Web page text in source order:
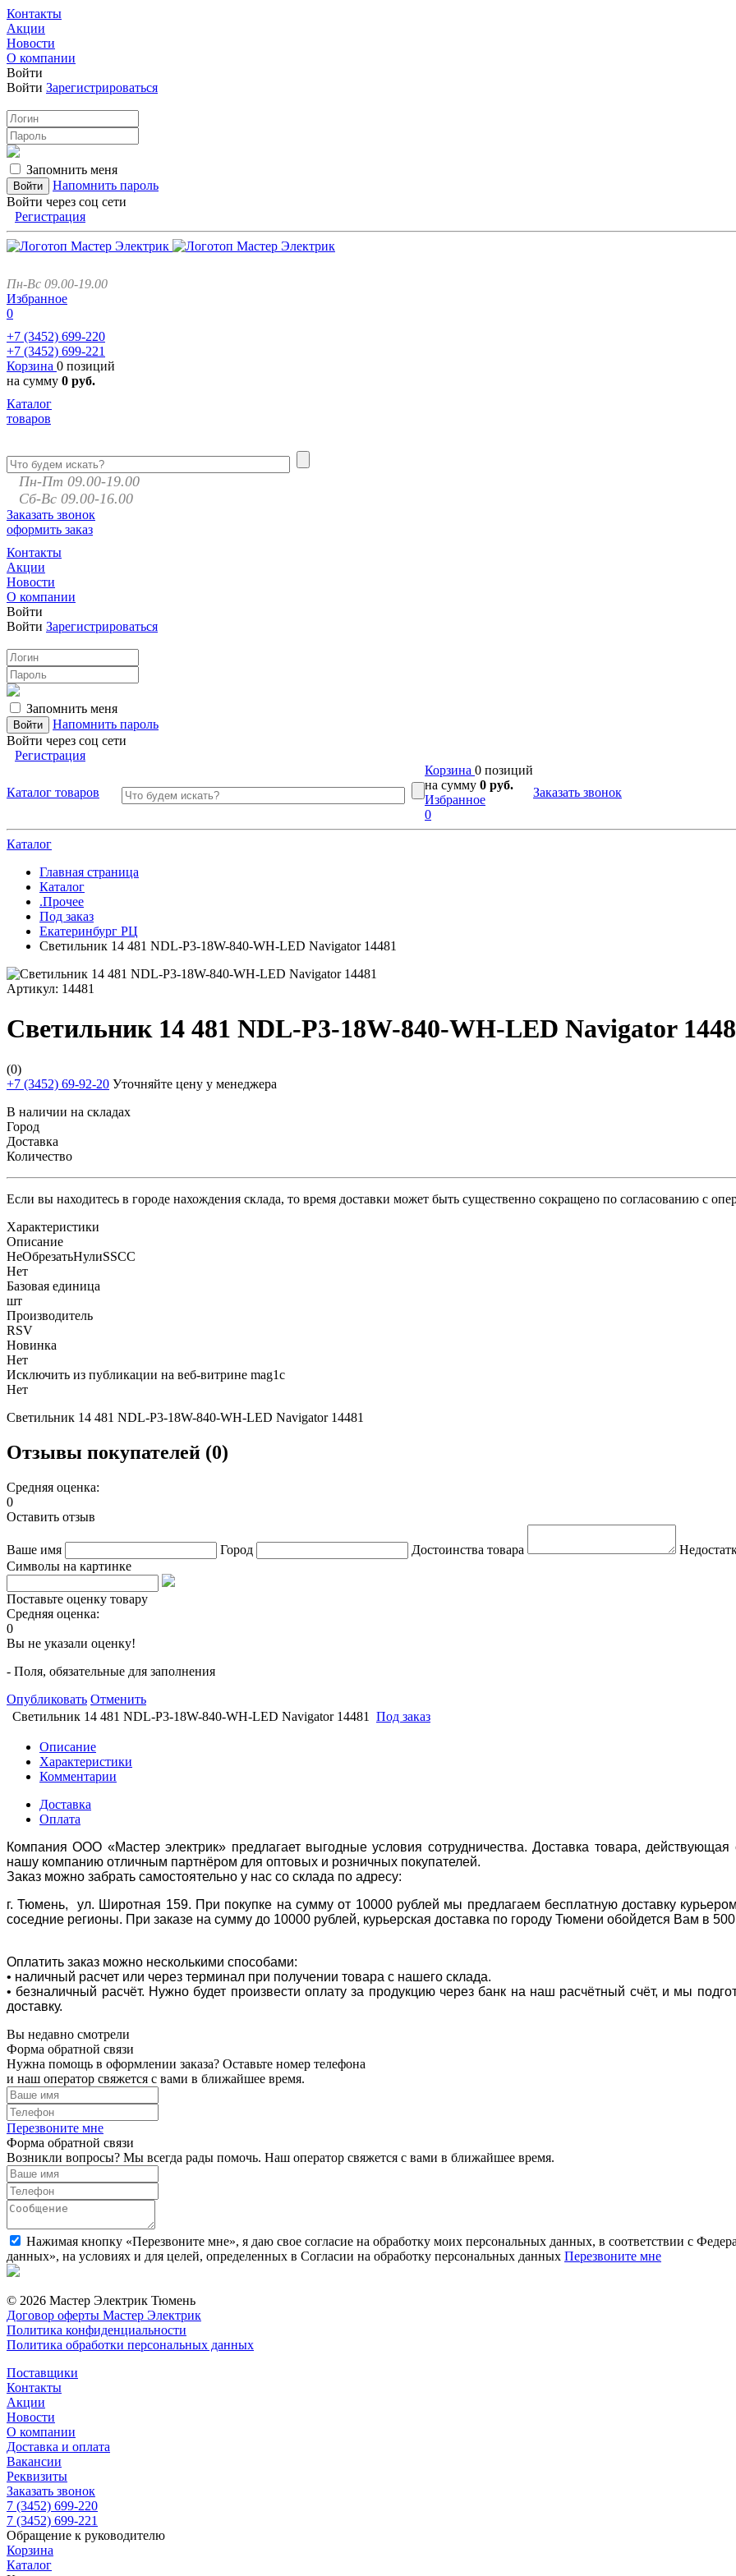
Контакты
Акции
Новости
О компании
Войти
Войти Зарегистрироваться
Запомнить меня
Напомнить пароль
Войти через соц сети
Регистрация
Пн-Вс 09.00-19.00
Избранное
0
+7 (3452) 699-220
+7 (3452) 699-221
Корзина 0 позиций
на сумму 0 руб.
Каталог
товаров
Пн-Пт 09.00-19.00
Сб-Вс 09.00-16.00
Заказать звонок
оформить заказ
Контакты
Акции
Новости
О компании
Войти
Войти Зарегистрироваться
Запомнить меня
Напомнить пароль
Войти через соц сети
Регистрация
Каталог товаров
Корзина 0 позиций
на сумму 0 руб.
Избранное
0
Заказать звонок
Каталог
Главная страница
Каталог
.Прочее
Под заказ
Екатеринбург РЦ
Светильник 14 481 NDL-P3-18W-840-WH-LED Navigator 14481
Артикул: 14481
Светильник 14 481 NDL-P3-18W-840-WH-LED Navigator
(0)
+7 (3452) 69-92-20 Уточняйте цену у менеджера
В наличии на складах
Город
Доставка
Количество
Если вы находитесь в городе нахождения склада, то время доставки может быть существенно сокращено по согласованию с
Характеристики
Описание
НеОбрезатьНулиSSCC
Нет
Базовая единица
шт
Производитель
RSV
Новинка
Нет
Исключить из публикации на веб-витрине mag1c
Нет
Светильник 14 481 NDL-P3-18W-840-WH-LED Navigator 14481
Отзывы покупателей (0)
Средняя оценка:
0
Оставить отзыв
Ваше имя Город Достоинства товара
Символы на картинке
Поставьте оценку товару
Средняя оценка:
0
Вы не указали оценку!
- Поля, обязательные для заполнения
Опубликовать Отменить
Светильник 14 481 NDL-P3-18W-840-WH-LED Navigator 14481
Под заказ
Описание
Характеристики
Комментарии
Доставка
Оплата
Компания ООО «Мастер электрик» предлагает выгодные условия сотрудничества. Доставка товара,
нашу компанию отличным партнёром для оптовых и розничных покупателей.
Заказ можно забрать самостоятельно у нас со склада по адресу:
г. Тюмень, ул. Широтная 159. При покупке на сумму от 10000 рублей мы предлагаем бесплатную доставку
соседние регионы. При заказе на сумму до 10000 рублей, курьерская доставка по городу Тюмени обойдется Вам в
Оплатить заказ можно несколькими способами:
• наличный расчет или через терминал при получении товара с нашего склада.
• безналичный расчёт. Нужно будет произвести оплату за продукцию через банк на наш расчётный счёт, и мы
доставку.
Вы недавно смотрели
Форма обратной связи
Нужна помощь в оформлении заказа? Оставьте номер телефона
и наш оператор свяжется с вами в ближайшее время.
Перезвоните мне
Форма обратной связи
Возникли вопросы? Мы всегда рады помочь. Наш оператор свяжется с вами в ближайшее время.
Нажимая кнопку «Перезвоните мне», я даю свое согласие на обработку моих персональных данных, в соответствии с
данных», на условиях и для целей, определенных в Согласии на обработку персональных данных Перезвоните мне
© 2026 Мастер Электрик Тюмень
Договор оферты Мастер Электрик
Политика конфиденциальности
Политика обработки персональных данных
Поставщики
Контакты
Акции
Новости
О компании
Доставка и оплата
Вакансии
Реквизиты
Заказать звонок
7 (3452) 699-220
7 (3452) 699-221
Обращение к руководителю
Корзина
Каталог